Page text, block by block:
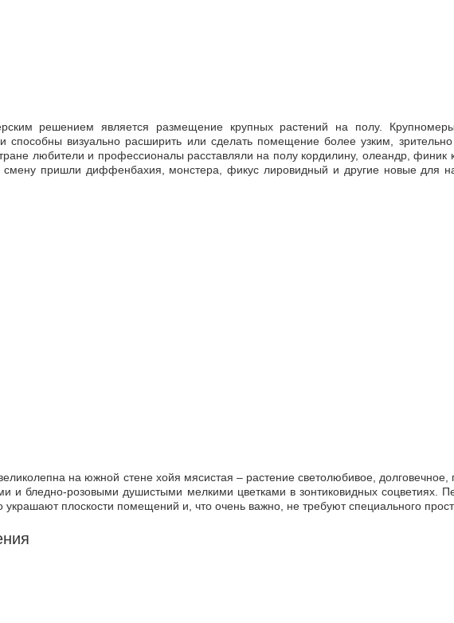
решением является размещение крупных растений на полу.
способны визуально расширить или сделать помещение более узким,
любители и профессионалы расставляли на полу кордилину, олеандр, финик
пришли диффенбахия, монстера, фикус лировидный и другие новые для
на южной стене хойя мясистая – растение светолюбивое, долговечное,
и бледно-розовыми душистыми мелкими цветками в зонтиковидных соцветиях.
украшают плоскости помещений и, что очень важно, не требуют специального